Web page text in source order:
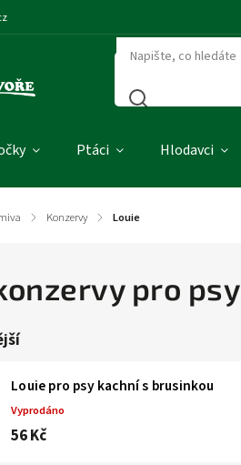
Ptáci Hlodavci
/ Konzervy / Louie
pro psy
Louie pro psy kachní s brusinkou
Vyprodáno
56 Kč